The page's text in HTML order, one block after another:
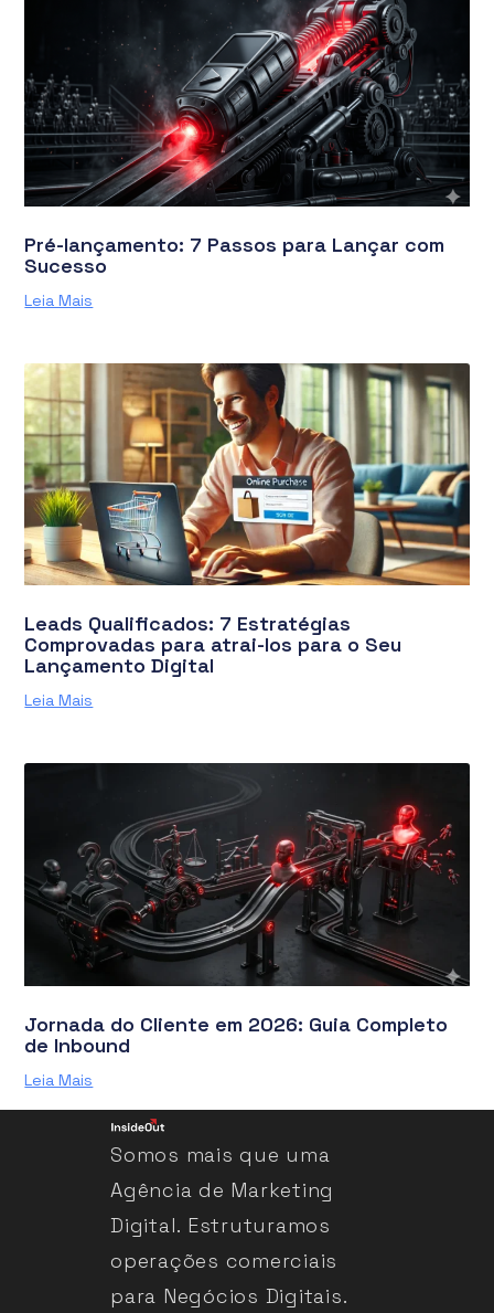
Pré-lançamento: 7 Passos para Lançar com
Sucesso
Leia Mais
Leads Qualificados: 7 Estratégias
Comprovadas para atrai-los para o Seu
Lançamento Digital
Leia Mais
Jornada do Cliente em 2026: Guia Completo
de Inbound
Leia Mais
Somos mais que uma
Agência de Marketing
Digital. Estruturamos
operações comerciais
para Negócios Digitais.